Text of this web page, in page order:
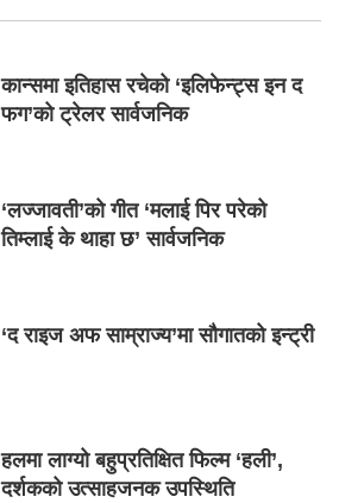
कान्समा इतिहास रचेको ‘इलिफेन्ट्स इन द
फग’को ट्रेलर सार्वजनिक
‘लज्जावती’को गीत ‘मलाई पिर परेको
तिम्लाई के थाहा छ’ सार्वजनिक
‘द राइज अफ साम्राज्य’मा सौगातको इन्ट्री
हलमा लाग्यो बहुप्रतिक्षित फिल्म ‘हली’,
दर्शकको उत्साहजनक उपस्थिति